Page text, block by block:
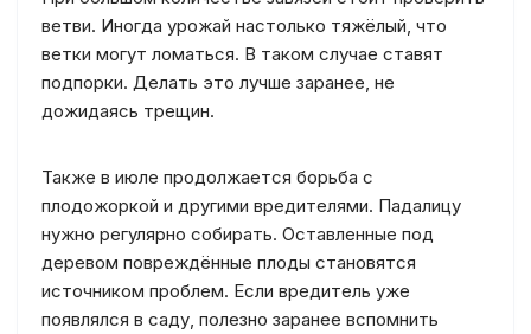
ветви. Иногда урожай настолько тяжёлый, что
ветки могут ломаться. В таком случае ставят
подпорки. Делать это лучше заранее, не
дожидаясь трещин.
Также в июле продолжается борьба с
плодожоркой и другими вредителями. Падалицу
нужно регулярно собирать. Оставленные под
деревом повреждённые плоды становятся
источником проблем. Если вредитель уже
появлялся в саду, полезно заранее вспомнить